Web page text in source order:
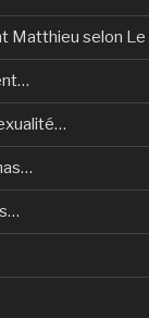
Matthieu selon